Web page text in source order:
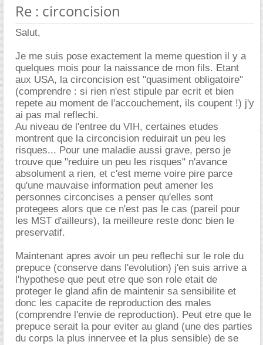
Re : circoncision
Salut,
Je me suis pose exactement la meme question il y a
quelques mois pour la naissance de mon fils. Etant
aux USA, la circoncision est "quasiment obligatoire"
(comprendre : si rien n'est stipule par ecrit et bien
repete au moment de l'accouchement, ils coupent !) j'y
ai pas mal reflechi.
Au niveau de l'entree du VIH, certaines etudes
montrent que la circoncision reduirait un peu les
risques... Pour une maladie aussi grave, perso je
trouve que "reduire un peu les risques" n'avance
absolument a rien, et c'est meme voire pire parce
qu'une mauvaise information peut amener les
personnes circoncises a penser qu'elles sont
protegees alors que ce n'est pas le cas (pareil pour
les MST d'ailleurs), la meilleure reste donc bien le
preservatif.
Maintenant apres avoir un peu reflechi sur le role du
prepuce (conserve dans l'evolution) j'en suis arrive a
l'hypothese que peut etre que son role etait de
proteger le gland afin de maintenir sa sensibilite et
donc les capacite de reproduction des males
(comprendre l'envie de reproduction). Peut etre que le
prepuce serait la pour eviter au gland (une des parties
du corps la plus innervee et la plus sensible) de se